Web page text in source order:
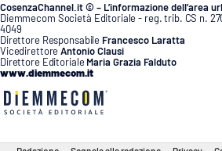
CosenzaChannel.it © – L’informazione dell’area
Diemmecom Società Editoriale - reg. trib. CS n.
4049
Direttore Responsabile Francesco Laratta
VicedirettoreAntonio Clausi
Direttore Editoriale Maria Grazia Falduto
www.diemmecom.it